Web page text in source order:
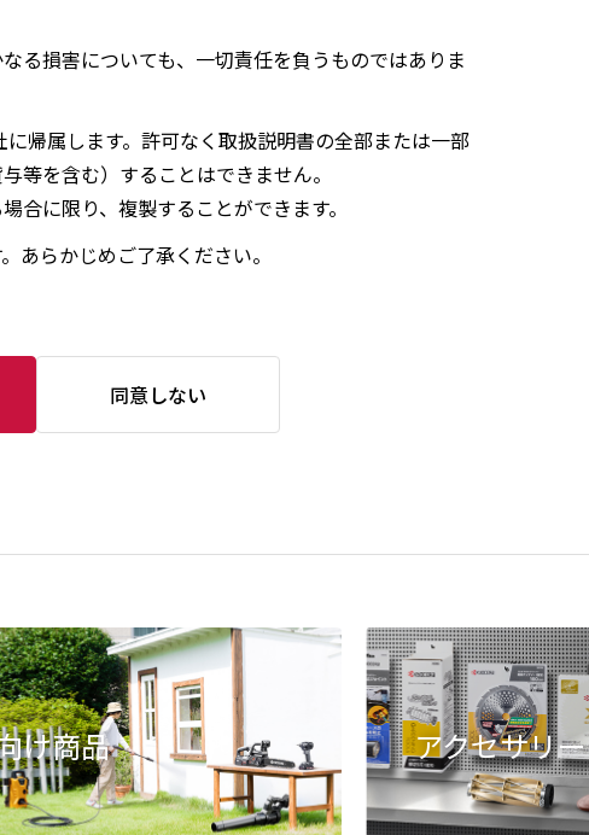
る損害についても、一切責任を負うものではありま
帰属します。許可なく取扱説明書の全部または一部
等を含む）することはできません。
合に限り、複製することができます。
あらかじめご了承ください。
同意しない
け商品 アクセサリー